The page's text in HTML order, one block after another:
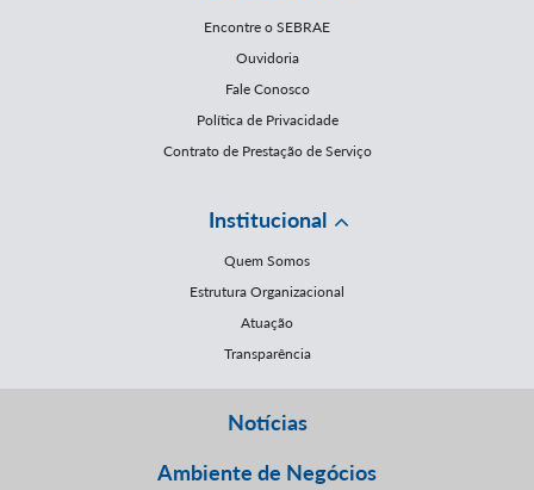
Encontre o SEBRAE
Ouvidoria
Fale Conosco
Política de Privacidade
Contrato de Prestação de Serviço
Institucional
Quem Somos
Estrutura Organizacional
Atuação
Transparência
Notícias
Ambiente de Negócios